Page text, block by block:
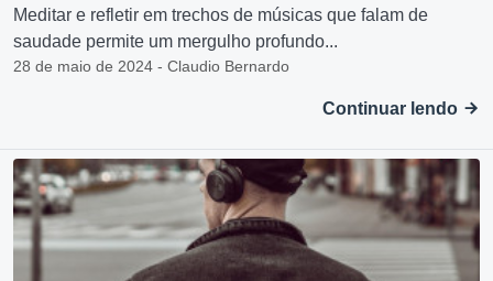
Meditar e refletir em trechos de músicas que falam de
saudade permite um mergulho profundo...
28 de maio de 2024 - Claudio Bernardo
Continuar lendo